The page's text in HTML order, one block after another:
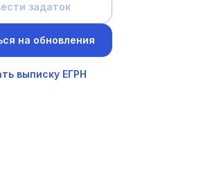
задаток
на обновления
выписку ЕГРН